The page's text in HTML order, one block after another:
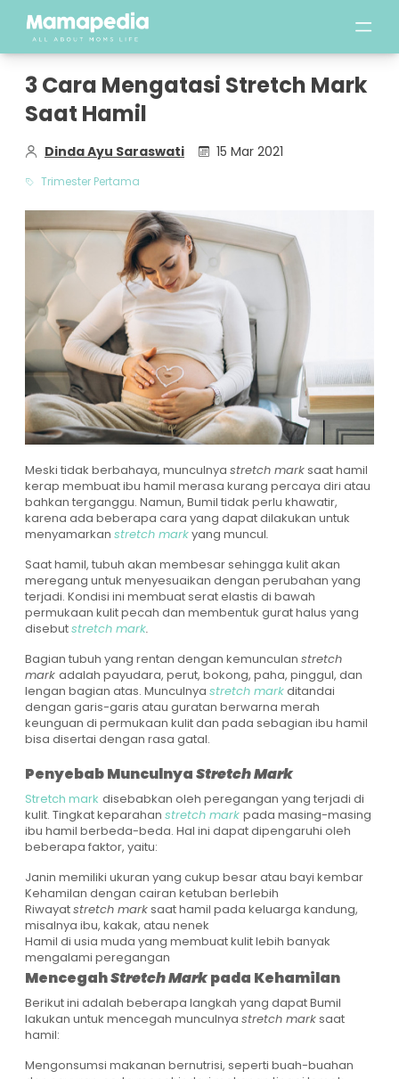
3 Cara Mengatasi Stretch Mark
Saat Hamil
Dinda Ayu Saraswati 15 Mar 2021
Trimester Pertama
Meski tidak berbahaya, munculnya stretch marksaat hamil
kerap membuat ibu hamil merasa kurang percaya diri atau
bahkan terganggu. Namun, Bumil tidak perlu khawatir,
karena ada beberapa cara yang dapat dilakukan untuk
menyamarkan stretch markyang muncul.
Saat hamil, tubuh akan membesar sehingga kulit akan
meregang untuk menyesuaikan dengan perubahan yang
terjadi. Kondisi ini membuat serat elastis di bawah
permukaan kulit pecah dan membentuk gurat halus yang
disebutstretch mark.
Bagian tubuh yang rentan dengan kemunculan stretch
mark adalah payudara, perut, bokong, paha, pinggul, dan
lengan bagian atas. Munculnya stretch markditandai
dengan garis-garis atau guratan berwarna merah
keunguan di permukaan kulit dan pada sebagian ibu hamil
bisa disertai dengan rasa gatal.
Penyebab MunculnyaStretch Mark
Stretch mark disebabkan oleh peregangan yang terjadi di
kulit. Tingkat keparahan stretch mark pada masing-masing
ibu hamil berbeda-beda. Hal ini dapat dipengaruhi oleh
beberapa faktor, yaitu:
Janin memiliki ukuran yang cukup besar atau bayi kembar
Kehamilan dengan cairan ketuban berlebih
Riwayatstretch marksaat hamil pada keluarga kandung,
misalnya ibu, kakak, atau nenek
Hamil di usia muda yang membuat kulit lebih banyak
mengalami peregangan
MencegahStretch Markpada Kehamilan
Berikut ini adalah beberapa langkah yang dapat Bumil
lakukan untuk mencegah munculnya stretch marksaat
hamil:
Mengonsumsi makanan bernutrisi, seperti buah-buahan